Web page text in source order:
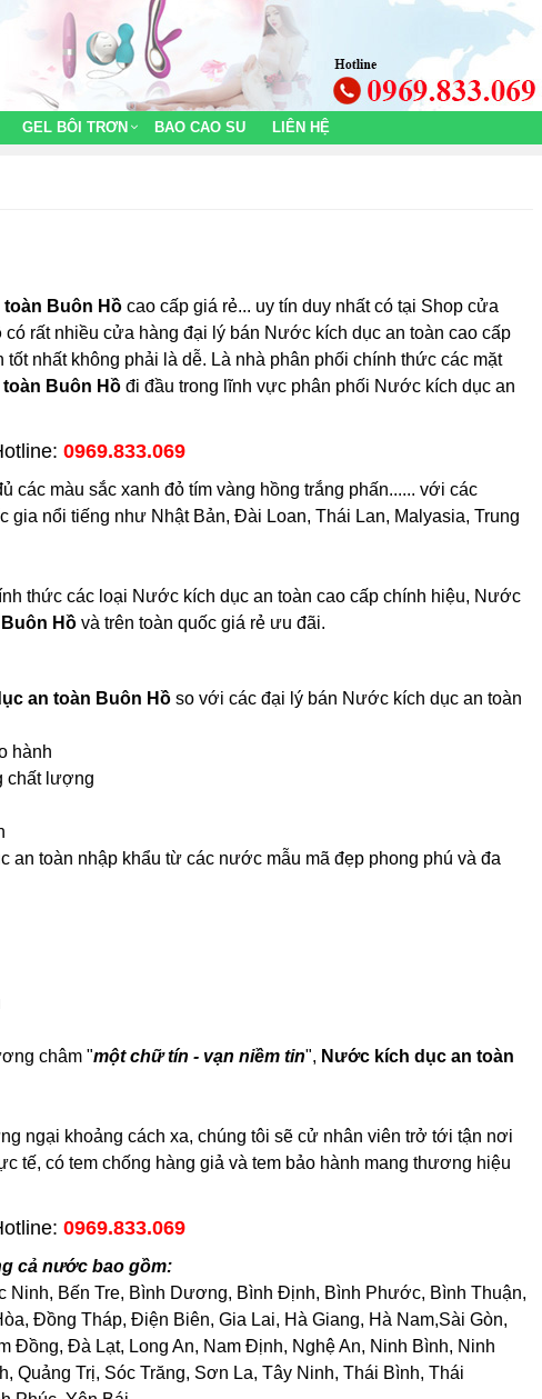
GEL BÔI TRƠN BAO CAO SU LIÊN HỆ
Buôn Hồcao cấp giá rẻ... uy tín duy nhất có tại Shop cửa
có rất nhiều cửa hàng đại lý bán Nước kích dục an toàn cao cấp
nhất không phải là dễ. Là nhà phân phối chính thức các mặt
Buôn Hồđi đầu trong lĩnh vực phân phối Nước kích dục an
0969.833.069
màu sắc xanh đỏ tím vàng hồng trắng phấn...... với các
nổi tiếng như Nhật Bản, Đài Loan, Thái Lan, Malyasia, Trung
thức các loại Nước kích dục an toàn cao cấp chính hiệu, Nước
Buôn Hồvà trên toàn quốc giá rẻ ưu đãi.
an toàn Buôn Hồso với các đại lý bán Nước kích dục an toàn
hành
chất lượng
an toàn nhập khẩu từ các nước mẫu mã đẹp phong phú và đa
châm "một chữ tín - vạn niềm tin", Nước kích dục an toàn
ngại khoảng cách xa, chúng tôi sẽ cử nhân viên trở tới tận nơi
tế, có tem chống hàng giả và tem bảo hành mang thương hiệu
0969.833.069
cả nước bao gồm:
Ninh, Bến Tre, Bình Dương, Bình Định, Bình Phước, Bình Thuận,
Đồng Tháp, Điện Biên, Gia Lai, Hà Giang, Hà Nam,Sài Gòn,
Đồng, Đà Lạt, Long An, Nam Định, Nghệ An, Ninh Bình, Ninh
Quảng Trị, Sóc Trăng, Sơn La, Tây Ninh, Thái Bình, Thái